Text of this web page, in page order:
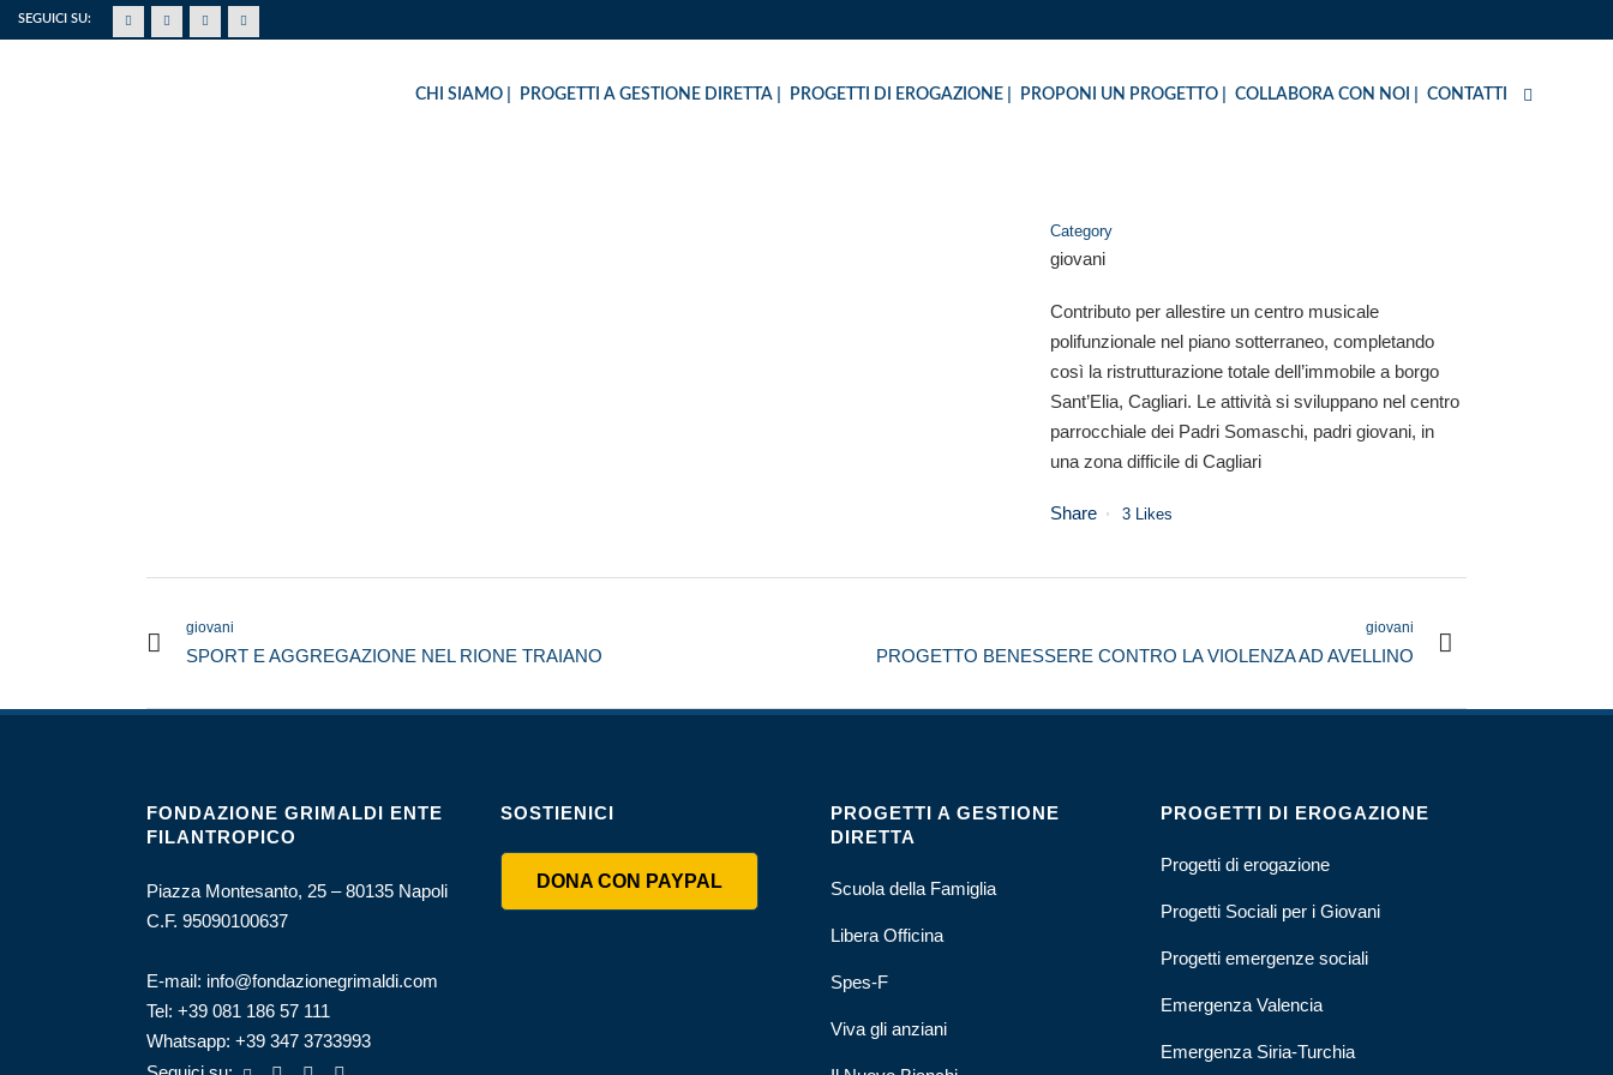
SEGUICI SU:
CHI SIAMO PROGETTI A GESTIONE DIRETTA PROGETTI DI EROGAZIONE PROPONI UN PROGETTO COLLABORA CON NOI CONTATTI
FREQUENZA 200 – UN POLO MUSICALE PER SANT’ELIA
Category
giovani
Contributo per allestire un centro musicale
polifunzionale nel piano sotterraneo, completando
così la ristrutturazione totale dell’immobile a borgo
Sant’Elia, Cagliari. Le attività si sviluppano nel centro
parrocchiale dei Padri Somaschi, padri giovani, in
una zona difficile di Cagliari
Share 3 Likes
giovani
SPORT E AGGREGAZIONE NEL RIONE TRAIANO
giovani
PROGETTO BENESSERE CONTRO LA VIOLENZA AD AVELLINO
FONDAZIONE GRIMALDI ENTE
FILANTROPICO
Piazza Montesanto, 25 – 80135 Napoli
C.F. 95090100637
E-mail: info@fondazionegrimaldi.com
Tel: +39 081 186 57 111
Whatsapp: +39 347 3733993
SOSTIENICI
DONA CON PAYPAL
PROGETTI A GESTIONE
DIRETTA
Scuola della Famiglia
Libera Officina
Spes-F
Viva gli anziani
PROGETTI DI EROGAZIONE
Progetti di erogazione
Progetti Sociali per i Giovani
Progetti emergenze sociali
Emergenza Valencia
Emergenza Siria-Turchia